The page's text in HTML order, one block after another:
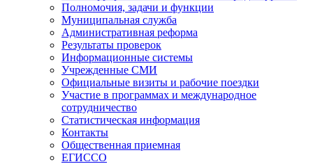
Полномочия, задачи и функции
Муниципальная служба
Административная реформа
Результаты проверок
Информационные системы
Учрежденные СМИ
Официальные визиты и рабочие поездки
Участие в программах и международное
сотрудничество
Статистическая информация
Контакты
Общественная приемная
ЕГИССО